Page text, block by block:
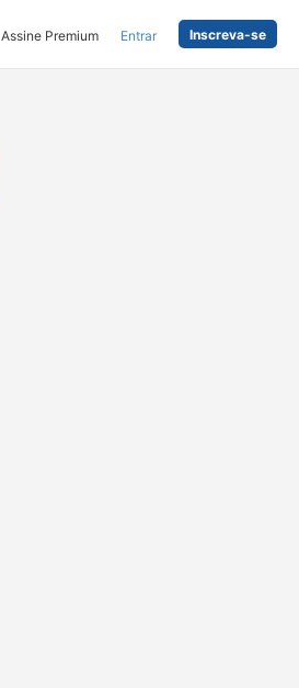
Assine Premium Entrar Inscreva-se